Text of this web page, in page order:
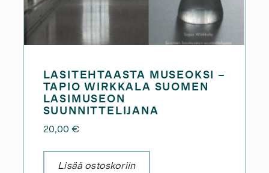
LASITEHTAASTA MUSEOKSI –
TAPIO WIRKKALA SUOMEN
LASIMUSEON
SUUNNITTELIJANA
20,00 €
Lisää ostoskoriin